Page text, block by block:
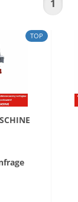
1
TOP